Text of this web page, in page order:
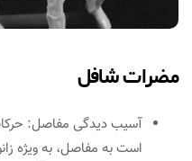
مضرات شافل
آسیب دیدگی مفاصل:
است به مفاصل، به ویژه